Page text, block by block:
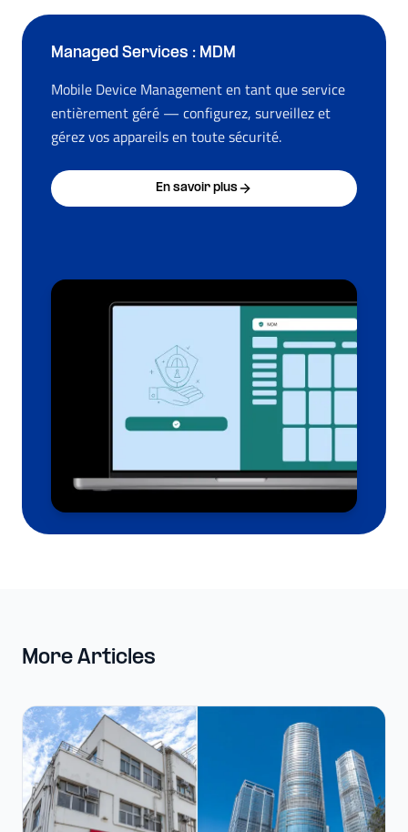
Managed Services : MDM
Mobile Device Management en tant que service
entièrement géré — configurez, surveillez et
gérez vos appareils en toute sécurité.
En savoir plus
More Articles